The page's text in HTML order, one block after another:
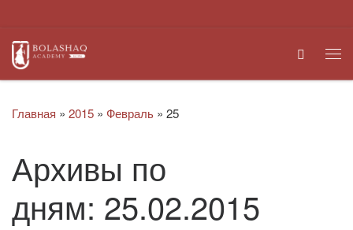
Search
Главная » 2015 » Февраль » 25
Архивы по
дням: 25.02.2015